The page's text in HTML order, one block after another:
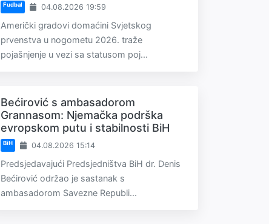
Fudbal 04.08.2026 19:59
Američki gradovi domaćini Svjetskog
prvenstva u nogometu 2026. traže
pojašnjenje u vezi sa statusom poj...
Bećirović s ambasadorom
Grannasom: Njemačka podrška
evropskom putu i stabilnosti BiH
BiH 04.08.2026 15:14
Predsjedavajući Predsjedništva BiH dr. Denis
Bećirović održao je sastanak s
ambasadorom Savezne Republi...